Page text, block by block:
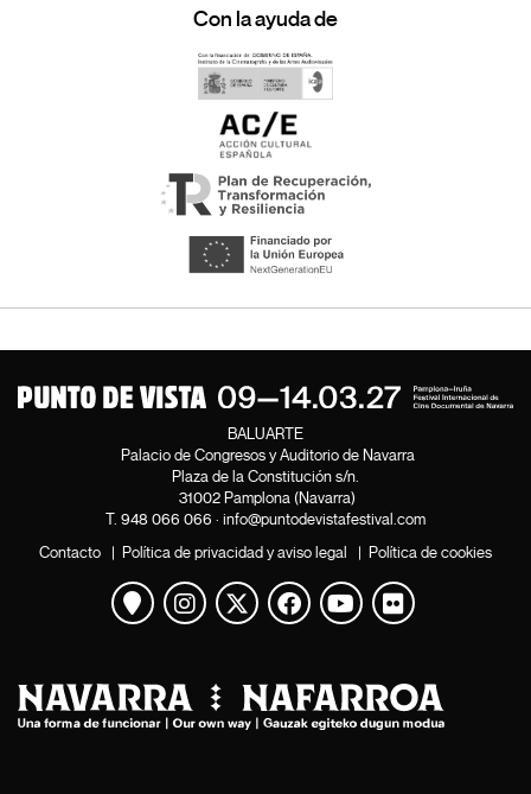
Con la ayuda de
BALUARTE
Palacio de Congresos y Auditorio de Navarra
Plaza de la Constitución s/n.
31002 Pamplona (Navarra)
T. 948 066 066 · info@puntodevistafestival.com
Contacto | Política de privacidad y aviso legal | Política de cookies
Ver mapa
Instagram
Twitter
Facebook
Youtube
Flickr